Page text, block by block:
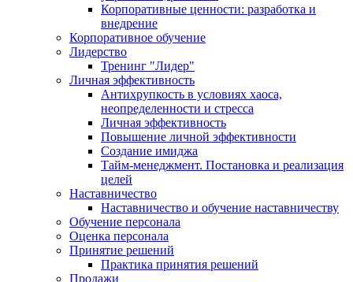
Корпоративные ценности: разработка и
внедрение
Корпоративное обучение
Лидерство
Тренинг "Лидер"
Личная эффективность
Антихрупкость в условиях хаоса,
неопределенности и стресса
Личная эффективность
Повышение личной эффективности
Создание имиджа
Тайм-менеджмент. Постановка и реализация
целей
Наставничество
Наставничество и обучение наставничеству
Обучение персонала
Оценка персонала
Принятие решений
Практика принятия решений
Продажи